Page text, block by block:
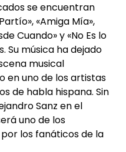
se encuentran
«Amiga Mía»,
Cuando» y «No Es lo
Su música ha dejado
musical
en uno de los artistas
de habla hispana. Sin
Sanz en el
uno de los
los fanáticos de la